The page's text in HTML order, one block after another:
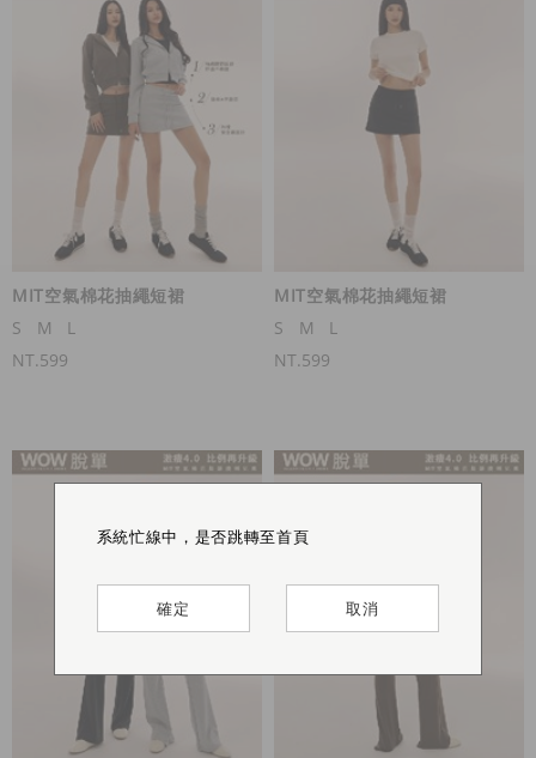
MIT空氣棉花抽繩短裙
S
M
L
NT.599
MIT空氣棉花抽繩短裙
S
M
L
NT.599
系統忙線中，是否跳轉至首頁
確定 取消
系統忙線中，是否跳轉至首頁
確定 取消
系統忙線中，是否跳轉至首頁
確定 取消
系統忙線中，是否跳轉至首頁
確定 取消